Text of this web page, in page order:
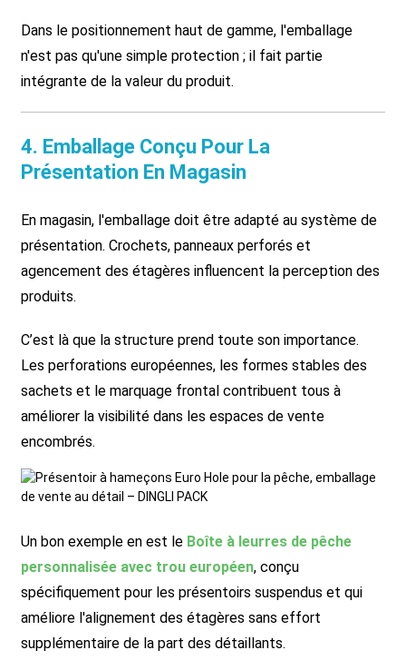
Dans le positionnement haut de gamme, l'emballage
n'est pas qu'une simple protection ; il fait partie
intégrante de la valeur du produit.
4. Emballage Conçu Pour La
Présentation En Magasin
En magasin, l'emballage doit être adapté au système de
présentation. Crochets, panneaux perforés et
agencement des étagères influencent la perception des
produits.
C’est là que la structure prend toute son importance.
Les perforations européennes, les formes stables des
sachets et le marquage frontal contribuent tous à
améliorer la visibilité dans les espaces de vente
encombrés.
Un bon exemple en est le Boîte à leurres de pêche
personnalisée avec trou européen, conçu
spécifiquement pour les présentoirs suspendus et qui
améliore l'alignement des étagères sans effort
supplémentaire de la part des détaillants.